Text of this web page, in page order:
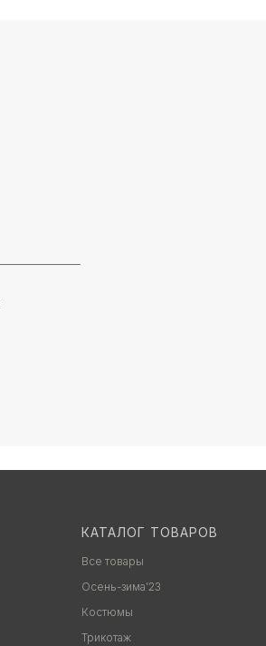
КАТАЛОГ ТОВАРОВ
Все товары
Осень-зима’23
Костюмы
Трикотаж